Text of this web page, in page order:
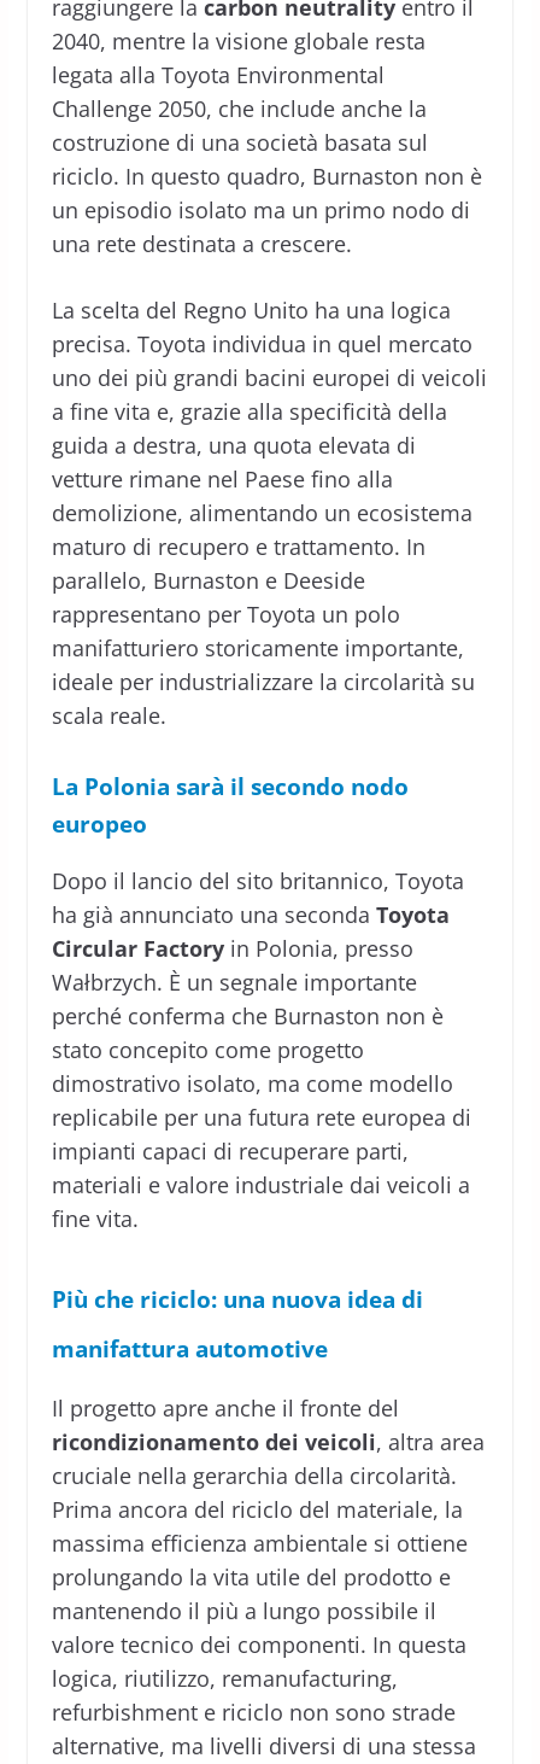
raggiungere la carbon neutralityentro il
2040, mentre la visione globale resta
legata alla Toyota Environmental
Challenge 2050, che include anche la
costruzione di una società basata sul
riciclo. In questo quadro, Burnaston non è
un episodio isolato ma un primo nodo di
una rete destinata a crescere.
La scelta del Regno Unito ha una logica
precisa. Toyota individua in quel mercato
uno dei più grandi bacini europei di veicoli
a fine vita e, grazie alla specificità della
guida a destra, una quota elevata di
vetture rimane nel Paese fino alla
demolizione, alimentando un ecosistema
maturo di recupero e trattamento. In
parallelo, Burnaston e Deeside
rappresentano per Toyota un polo
manifatturiero storicamente importante,
ideale per industrializzare la circolarità su
scala reale.
La Polonia sarà il secondo nodo
europeo
Dopo il lancio del sito britannico, Toyota
ha già annunciato una seconda Toyota
Circular Factoryin Polonia, presso
Wałbrzych. È un segnale importante
perché conferma che Burnaston non è
stato concepito come progetto
dimostrativo isolato, ma come modello
replicabile per una futura rete europea di
impianti capaci di recuperare parti,
materiali e valore industriale dai veicoli a
fine vita.
Più che riciclo: una nuova idea di
manifattura automotive
Il progetto apre anche il fronte del
ricondizionamento dei veicoli, altra area
cruciale nella gerarchia della circolarità.
Prima ancora del riciclo del materiale, la
massima efficienza ambientale si ottiene
prolungando la vita utile del prodotto e
mantenendo il più a lungo possibile il
valore tecnico dei componenti. In questa
logica, riutilizzo, remanufacturing,
refurbishment e riciclo non sono strade
alternative, ma livelli diversi di una stessa